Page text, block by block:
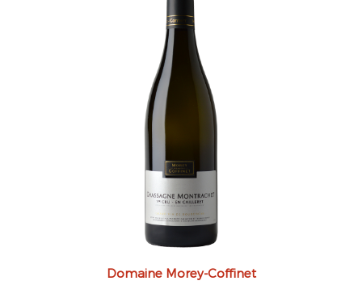
Domaine Morey-Coffinet